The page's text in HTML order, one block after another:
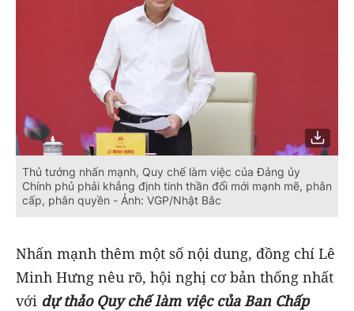
Thủ tướng nhấn mạnh, Quy chế làm việc của Đảng ủy
Chính phủ phải khẳng định tinh thần đổi mới mạnh mẽ, phân
cấp, phân quyền - Ảnh: VGP/Nhật Bắc
Nhấn mạnh thêm một số nội dung, đồng chí Lê
Minh Hưng nêu rõ, hội nghị cơ bản thống nhất
với dự thảo Quy chế làm việc của Ban Chấp